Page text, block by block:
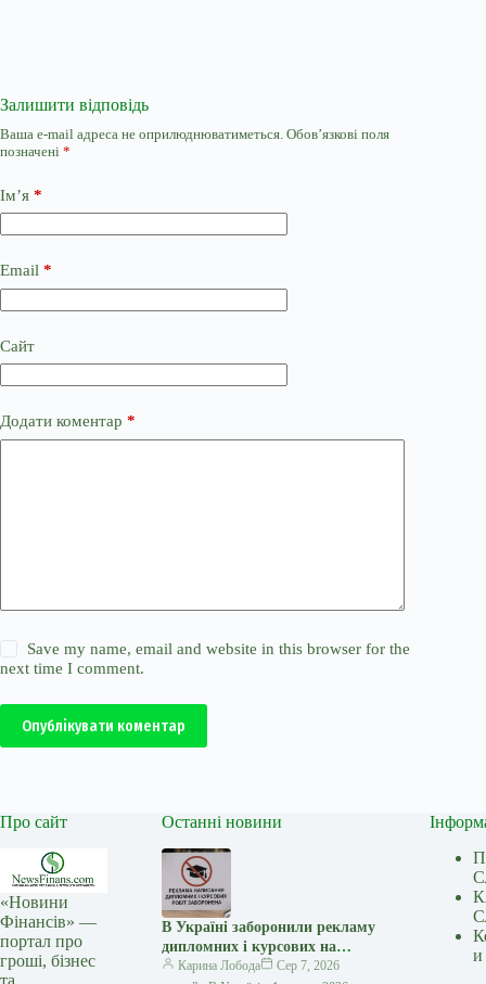
Залишити відповідь
Ваша e-mail адреса не оприлюднюватиметься. Обов’язкові поля
позначені *
Ім’я *
Email *
Сайт
Додати коментар *
Save my name, email and website in this browser for the
next time I comment.
Опублікувати коментар
Про сайт
«Новини
Фінансів» —
портал про
гроші, бізнес
та
Останні новини
В Україні заборонили рекламу
дипломних і курсових на
замовлення: кого стосуються
Карина Лобода
Сер 7, 2026
и